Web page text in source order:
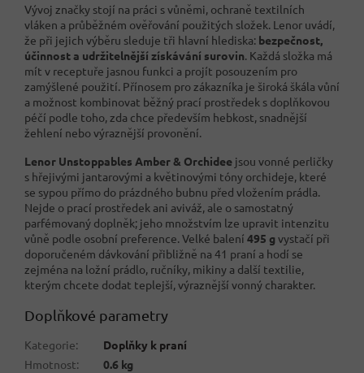
Vývoj značky stojí na práci s vůněmi, ochraně textilních
vláken a průběžném ověřování použitých složek. Lenor uvádí,
že při jejich výběru sleduje tři hlavní hlediska: bezpečnost,
účinnost a udržitelnější získávání surovin . Každá složka má
mít v receptuře jasnou funkci a projít posouzením pro
zamýšlené použití. Přínosem pro zákazníka je široká škála vůní
a možnost kombinovat běžný prací prostředek s doplňkovou
péčí podle toho, zda chce především hebkost, snadnější
žehlení nebo výraznější provonění.
Lenor Unstoppables Amber & Orchidee jsou vonné perličky
s hřejivými jantarovými a květinovými tóny orchideje, které
se sypou přímo do prázdného bubnu před vložením prádla.
Nejde o prací prostředek ani aviváž, ale o samostatný
parfémovaný doplněk; jeho množstvím lze upravit intenzitu
vůně podle osobní preference. Velké balení 495 g vystačí při
doporučeném dávkování přibližně na 41 praní a hodí se
zejména na ložní prádlo, ručníky, mikiny a další textilie,
kterým chcete dodat teplejší, výraznější vonný charakter.
Doplňkové parametry
Kategorie:
Doplňky k praní
Hmotnost:
0.6 kg